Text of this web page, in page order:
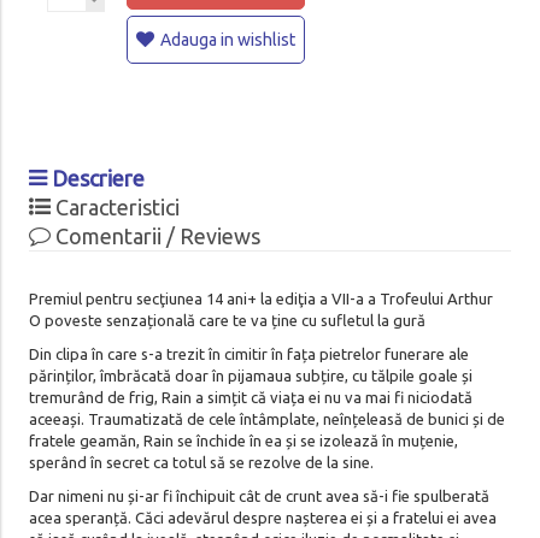
Adauga in wishlist
Descriere
Caracteristici
Comentarii / Reviews
Premiul pentru secţiunea 14 ani+ la ediţia a VII-a a Trofeului Arthur
O poveste senzațională care te va ține cu sufletul la gură
Din clipa în care s-a trezit în cimitir în fața pietrelor funerare ale
părinților, îmbrăcată doar în pijamaua subțire, cu tălpile goale și
tremurând de frig, Rain a simțit că viața ei nu va mai fi niciodată
aceeași. Traumatizată de cele întâmplate, neînțeleasă de bunici și de
fratele geamăn, Rain se închide în ea și se izolează în muțenie,
sperând în secret ca totul să se rezolve de la sine.
Dar nimeni nu și-ar fi închipuit cât de crunt avea să-i fie spulberată
acea speranță. Căci adevărul despre nașterea ei și a fratelui ei avea